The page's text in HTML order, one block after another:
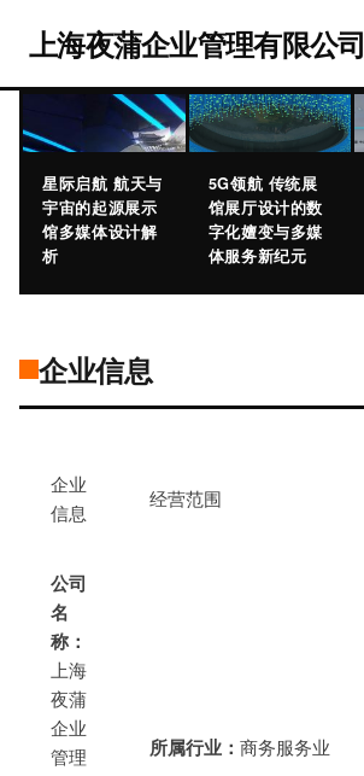
上海夜蒲企业管理有限公司
星际启航 航天与
宇宙的起源展示
馆多媒体设计解
析
5G领航 传统展
馆展厅设计的数
字化嬗变与多媒
体服务新纪元
企业信息
企业
信息
经营范围
公司
名
称：
上海
夜蒲
企业
管理
所属行业： 商务服务业